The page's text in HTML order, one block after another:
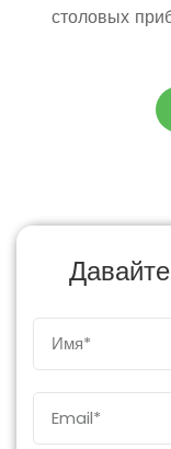
столовых